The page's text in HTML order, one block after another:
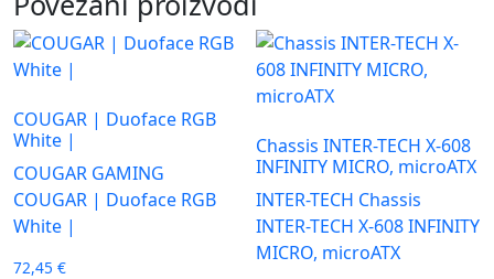
COUGAR | Duoface RGB
White |
COUGAR GAMING
COUGAR | Duoface RGB
White |
72,45 €
Chassis INTER-TECH X-608
INFINITY MICRO, microATX
INTER-TECH Chassis
INTER-TECH X-608 INFINITY
MICRO, microATX